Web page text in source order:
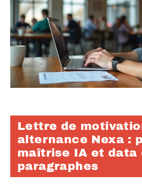
Lettre de
alternance Nexa :
maîtrise IA et data
paragraphes